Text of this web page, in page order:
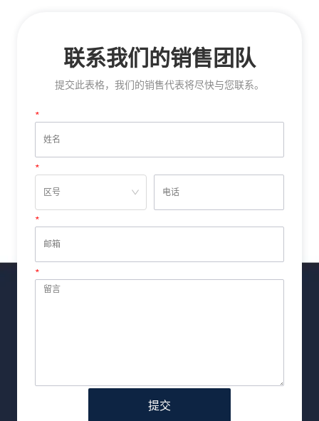
联系我们的销售团队
提交此表格，我们的销售代表将尽快与您联系。
*姓名
*电话
*邮箱
*留言
提交